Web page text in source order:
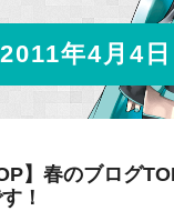
2011年4月4
】春のブログ
！